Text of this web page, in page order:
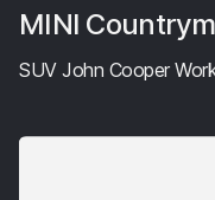
MINI
SUV John Cooper